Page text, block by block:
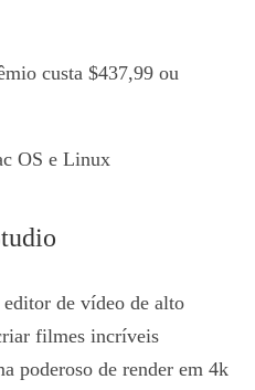
custa $437,99 ou
OS e Linux
de vídeo de alto
filmes incríveis
poderoso de render em 4k